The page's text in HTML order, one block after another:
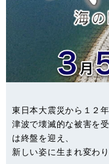
東日本大震災から１２年
津波で壊滅的な被害を
は終盤を迎え、
新しい姿に生まれ変わり